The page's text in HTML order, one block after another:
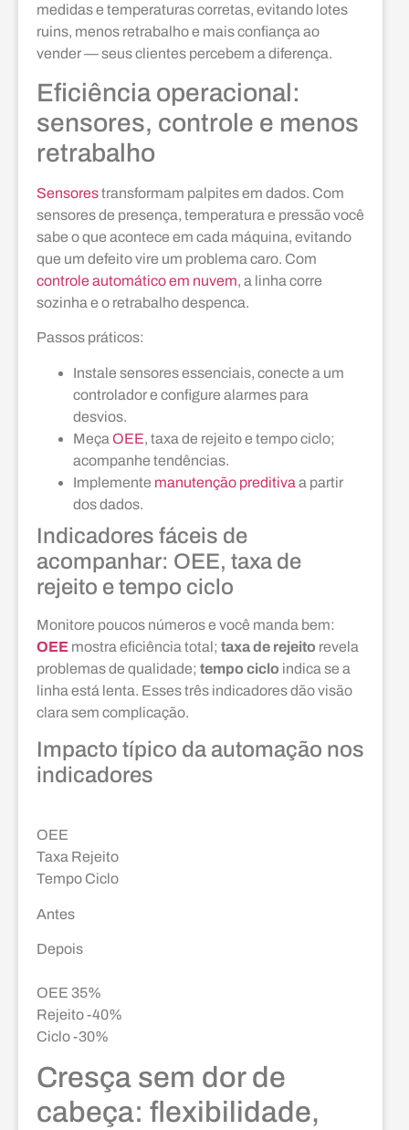
medidas e temperaturas corretas, evitando lotes
ruins, menos retrabalho e mais confiança ao
vender — seus clientes percebem a diferença.
Eficiência operacional:
sensores, controle e menos
retrabalho
Sensorestransformam palpites em dados. Com
sensores de presença, temperatura e pressão você
sabe o que acontece em cada máquina, evitando
que um defeito vire um problema caro. Com
controle automático em nuvem, a linha corre
sozinha e o retrabalho despenca.
Passos práticos:
Instale sensores essenciais, conecte a um
controlador e configure alarmes para
desvios.
Meça OEE, taxa de rejeito e tempo ciclo;
acompanhe tendências.
Implemente manutenção preditiva a partir
dos dados.
Indicadores fáceis de
acompanhar: OEE, taxa de
rejeito e tempo ciclo
Monitore poucos números e você manda bem:
OEE mostra eficiência total; taxa de rejeito revela
problemas de qualidade; tempo ciclo indica se a
linha está lenta. Esses três indicadores dão visão
clara sem complicação.
Impacto típico da automação nos
indicadores
OEE
Taxa Rejeito
Tempo Ciclo
Antes
Depois
OEE 35%
Rejeito -40%
Ciclo -30%
Cresça sem dor de
cabeça: flexibilidade,